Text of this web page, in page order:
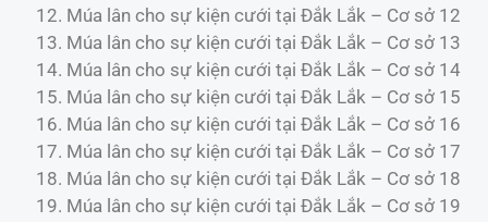
Múa lân cho sự kiện cưới tại Đắk Lắk – Cơ sở 12
Múa lân cho sự kiện cưới tại Đắk Lắk – Cơ sở 13
Múa lân cho sự kiện cưới tại Đắk Lắk – Cơ sở 14
Múa lân cho sự kiện cưới tại Đắk Lắk – Cơ sở 15
Múa lân cho sự kiện cưới tại Đắk Lắk – Cơ sở 16
Múa lân cho sự kiện cưới tại Đắk Lắk – Cơ sở 17
Múa lân cho sự kiện cưới tại Đắk Lắk – Cơ sở 18
Múa lân cho sự kiện cưới tại Đắk Lắk – Cơ sở 19